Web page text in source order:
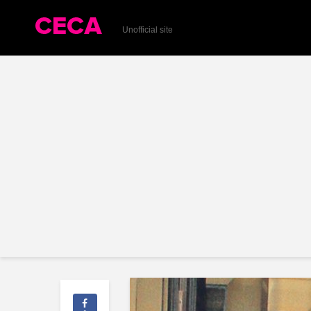
Unofficial site